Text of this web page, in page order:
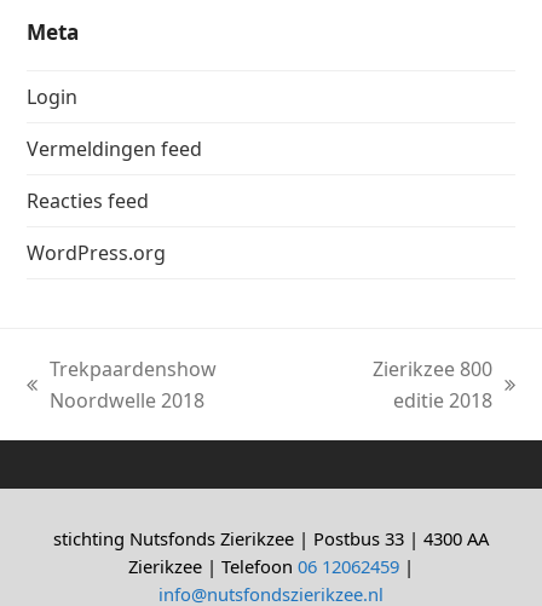
Meta
Login
Vermeldingen feed
Reacties feed
WordPress.org
previous
Trekpaardenshow
Noordwelle 2018
Zierikzee 800
editie 2018
stichting Nutsfonds Zierikzee | Postbus 33 | 4300 AA
Zierikzee | Telefoon 06 12062459 |
info@nutsfondszierikzee.nl